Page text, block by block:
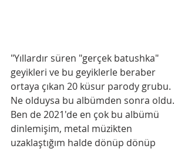
"Yıllardır süren "gerçek batushka"
geyikleri ve bu geyiklerle beraber
ortaya çıkan 20 küsur parody grubu.
Ne olduysa bu albümden sonra oldu.
Ben de 2021'de en çok bu albümü
dinlemişim, metal müzikten
uzaklaştığım halde dönüp dönüp